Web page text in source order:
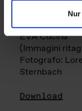
EVA Cucina
(Immagini
Fotografo:
Sternbach
Download